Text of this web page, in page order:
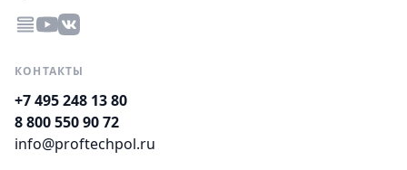
КОНТАКТЫ
+7 495 248 13 80
8 800 550 90 72
info@proftechpol.ru